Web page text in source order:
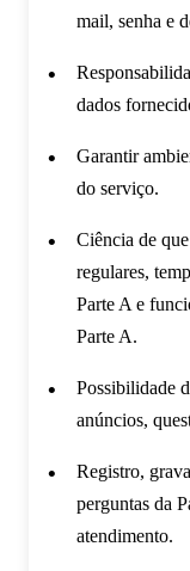
mail, senha e
dados
Garantir
do serviço.
Ciência de
regulares,
Parte A e
Parte A.
Possibilidade
anúncios,
Registro,
perguntas da
atendimento.